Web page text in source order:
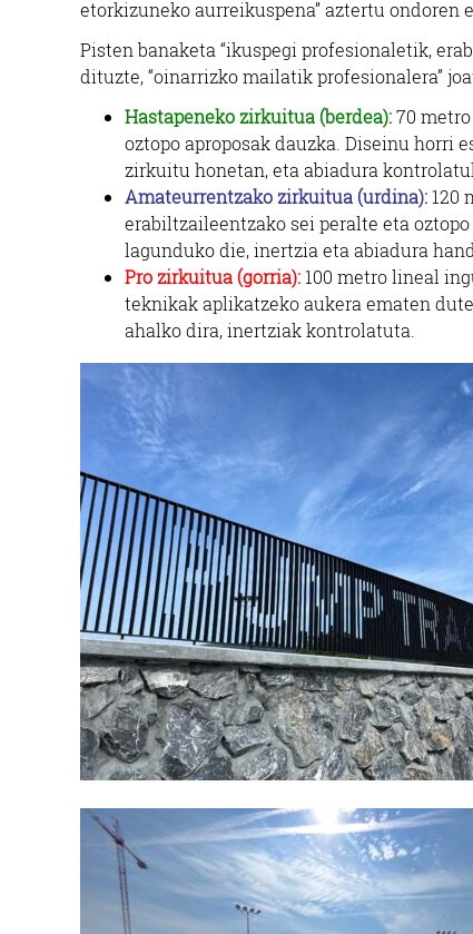
etorkizuneko aurreikuspena” aztertu ondoren
Pisten banaketa “ikuspegi profesionaletik,
dituzte, “oinarrizko mailatik profesionalera”
Hastapeneko zirkuitua (berdea):70
oztopo aproposak dauzka. Diseinu horri
zirkuitu honetan, eta abiadura
Amateurrentzako zirkuitua (urdina):120
erabiltzaileentzako sei peralte eta
lagunduko die, inertzia eta abiadura
Pro zirkuitua (gorria):100 metro lineal
teknikak aplikatzeko aukera ematen
ahalko dira, inertziak kontrolatuta.
Errenteria-Orereta